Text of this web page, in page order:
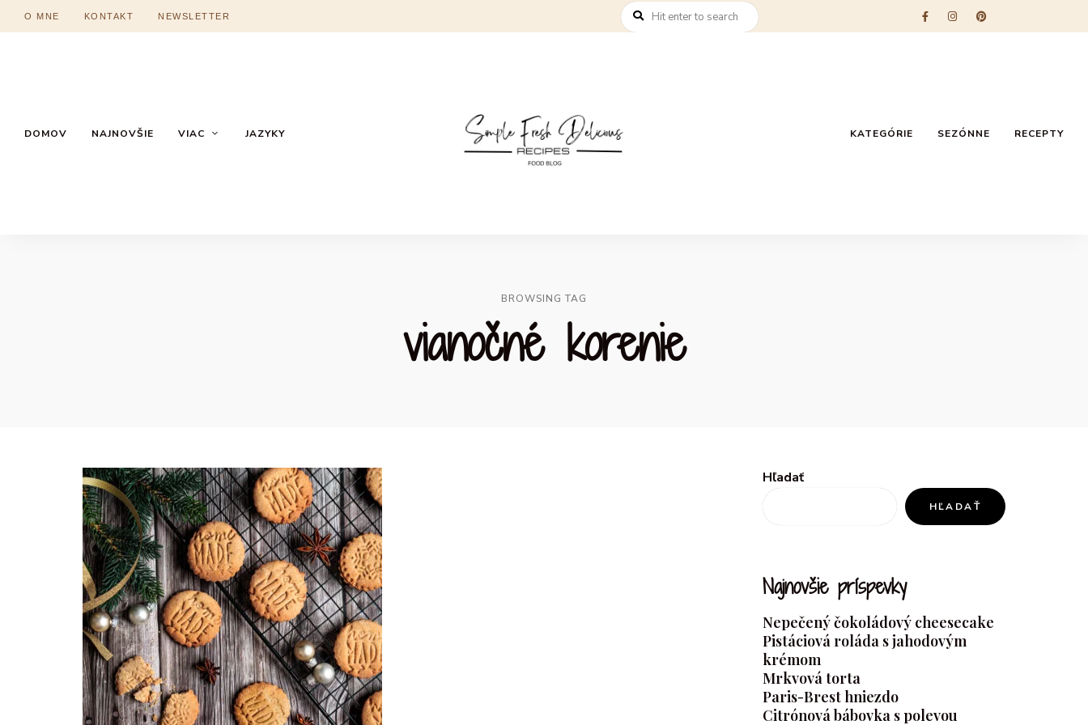
O MNE KONTAKT NEWSLETTER
DOMOV NAJNOVŠIE VIAC JAZYKY KATEGÓRIE SEZÓNNE RECEPTY
BROWSING TAG
vianočné korenie
Hľadať
HĽADAŤ
Najnovšie príspevky
Nepečený čokoládový cheesecake
Pistáciová roláda s jahodovým
krémom
Mrkvová torta
Paris-Brest hniezdo
Citrónová bábovka s polevou